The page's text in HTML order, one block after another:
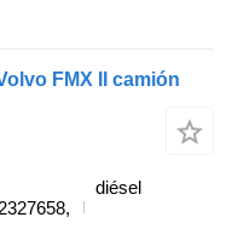
FMX II camión
diésel